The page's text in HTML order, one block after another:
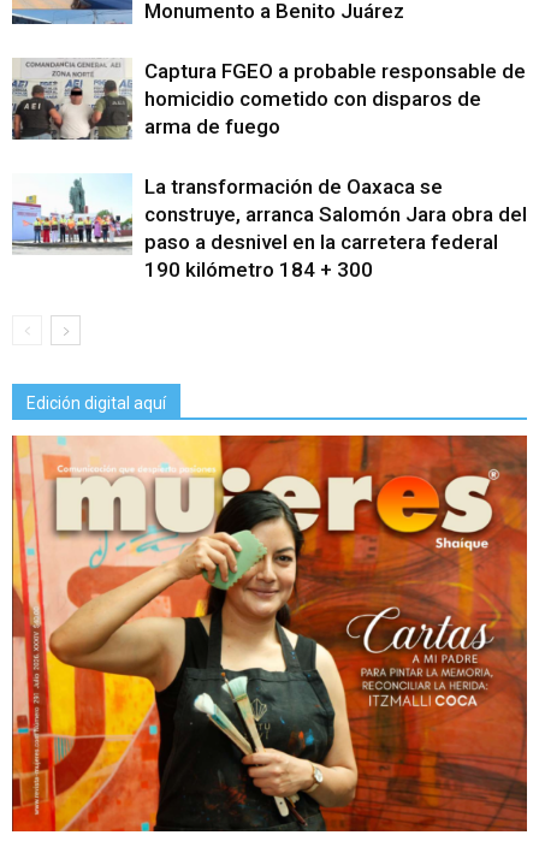
Monumento a Benito Juárez
Captura FGEO a probable responsable de
homicidio cometido con disparos de
arma de fuego
La transformación de Oaxaca se
construye, arranca Salomón Jara obra del
paso a desnivel en la carretera federal
190 kilómetro 184 + 300
Edición digital aquí